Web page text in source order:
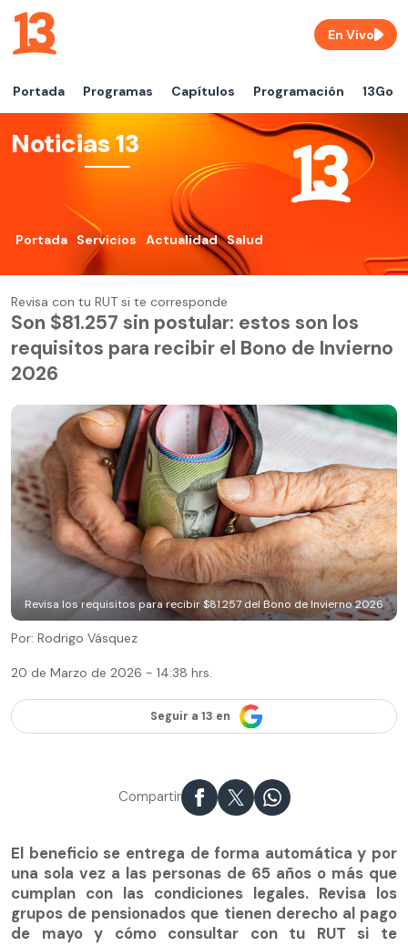
Portada Programas Capítulos Programación 13Go
En Vivo
Noticias 13
Portada Servicios Actualidad Salud
Revisa con tu RUT si te corresponde
Son $81.257 sin postular: estos son los
requisitos para recibir el Bono de Invierno
2026
Revisa los requisitos para recibir $81.257 del Bono de Invierno 2026
Por: Rodrigo Vásquez
20 de Marzo de 2026 - 14:38 hrs.
Seguir a 13 en
Compartir
El beneficio se entrega de forma automática y por
una sola vez a las personas de 65 años o más que
cumplan con las condiciones legales. Revisa los
grupos de pensionados que tienen derecho al pago
de mayo y cómo consultar con tu RUT si te